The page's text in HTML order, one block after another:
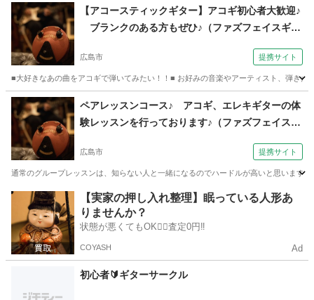
広島 広島市
【アコースティックギター】アコギ初心者大歓迎♪
ブランクのある方もぜひ♪（ファズフェイスギタ
広島市 提携サイト
■大好きなあの曲をアコギで弾いてみたい！！■ お好みの音楽やアーティスト、弾き
広島 広島市
ペアレッスンコース♪ アコギ、エレキギターの体
験レッスンを行っております♪（ファズフェイスギ
広島市 提携サイト
通常のグループレッスンは、知らない人と一緒になるのでハードルが高いと思います
広島 広島市 ギター
【実家の押し入れ整理】眠っている人形あ
りませんか？
状態が悪くてもOK🙆‍♀️査定0円‼️
COYASH Ad
初心者🔰ギターサークル